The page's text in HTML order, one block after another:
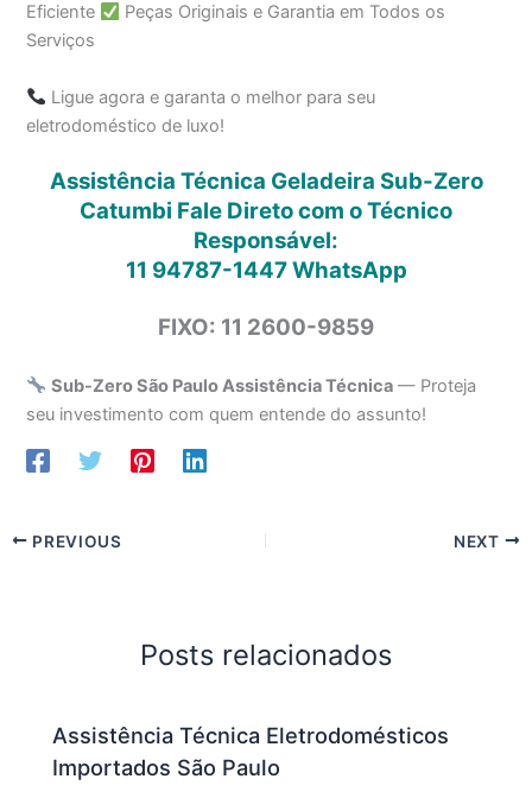
Eficiente
Peças Originais e Garantia em Todos os
Serviços
Ligue agora e garanta o melhor para seu
eletrodoméstico de luxo!
Assistência Técnica Geladeira Sub-Zero
Catumbi Fale Direto com o Técnico
Responsável:
11 94787-1447WhatsApp
FIXO: 11 2600-9859
Sub-Zero São Paulo Assistência Técnica — Proteja
seu investimento com quem entende do assunto!
PREVIOUS NEXT
Posts relacionados
Assistência Técnica Eletrodomésticos
Importados São Paulo